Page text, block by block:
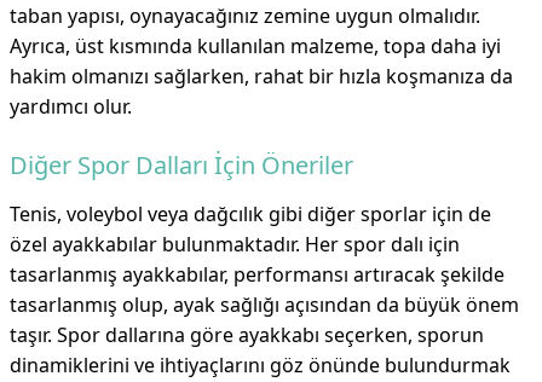
taban yapısı, oynayacağınız zemine uygun olmalıdır.
Ayrıca, üst kısmında kullanılan malzeme, topa daha iyi
hakim olmanızı sağlarken, rahat bir hızla koşmanıza da
yardımcı olur.
Diğer Spor Dalları İçin Öneriler
Tenis, voleybol veya dağcılık gibi diğer sporlar için de
özel ayakkabılar bulunmaktadır. Her spor dalı için
tasarlanmış ayakkabılar, performansı artıracak şekilde
tasarlanmış olup, ayak sağlığı açısından da büyük önem
taşır. Spor dallarına göre ayakkabı seçerken, sporun
dinamiklerini ve ihtiyaçlarını göz önünde bulundurmak